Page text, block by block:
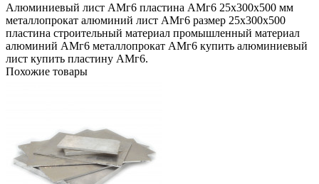
Алюминиевый лист АМг6 пластина АМг6 25х300х500 мм
металлопрокат алюминий лист АМг6 размер 25х300х500
пластина строительный материал промышленный материал
алюминий АМг6 металлопрокат АМг6 купить алюминиевый
лист купить пластину АМг6.
Похожие товары